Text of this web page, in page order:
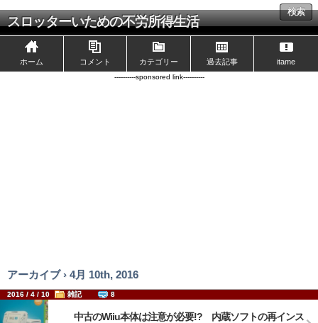
スロッターいための不労所得生活
検索
ホーム コメント カテゴリー 過去記事 itame
----------sponsored link----------
アーカイブ › 4月 10th, 2016
2016 / 4 / 10 雑記 8
中古のWiiu本体は注意が必要!? 内蔵ソフトの再インス